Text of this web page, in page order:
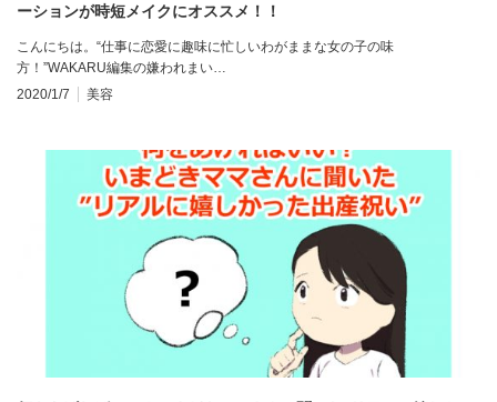
ーションが時短メイクにオススメ！！
こんにちは。“仕事に恋愛に趣味に忙しいわがままな女の子の味
方！”WAKARU編集の嫌われまい…
2020/1/7
美容